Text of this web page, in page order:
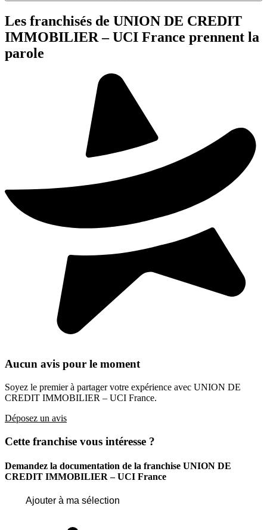
Les franchisés de UNION DE CREDIT
IMMOBILIER – UCI France prennent la
parole
Aucun avis pour le moment
Soyez le premier à partager votre expérience avec UNION DE
CREDIT IMMOBILIER – UCI France.
Déposez un avis
Cette franchise vous intéresse ?
Demandez la documentation de la franchise UNION DE
CREDIT IMMOBILIER – UCI France
Ajouter à ma sélection